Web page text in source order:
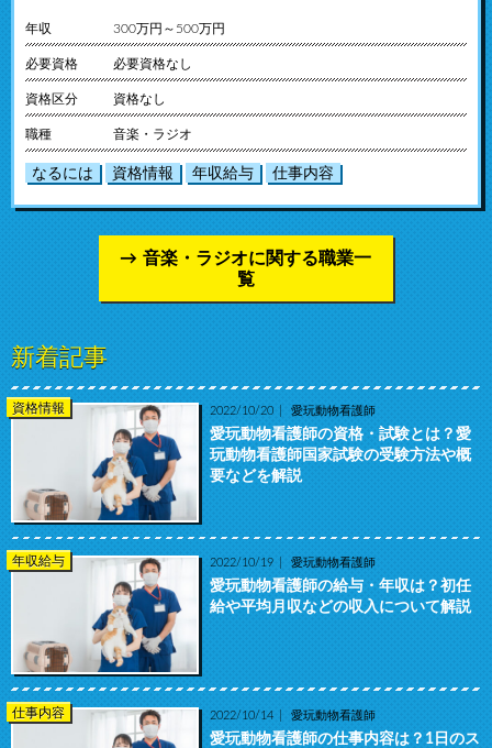
年収 300万円～500万円
必要資格 必要資格なし
資格区分 資格なし
職種 音楽・ラジオ
なるには 資格情報 年収給与 仕事内容
音楽・ラジオに関する職業一
覧
新着記事
資格情報 2022/10/20 愛玩動物看護師
愛玩動物看護師の資格・試験とは？愛
玩動物看護師国家試験の受験方法や概
要などを解説
年収給与 2022/10/19 愛玩動物看護師
愛玩動物看護師の給与・年収は？初任
給や平均月収などの収入について解説
仕事内容 2022/10/14 愛玩動物看護師
愛玩動物看護師の仕事内容は？1日のス